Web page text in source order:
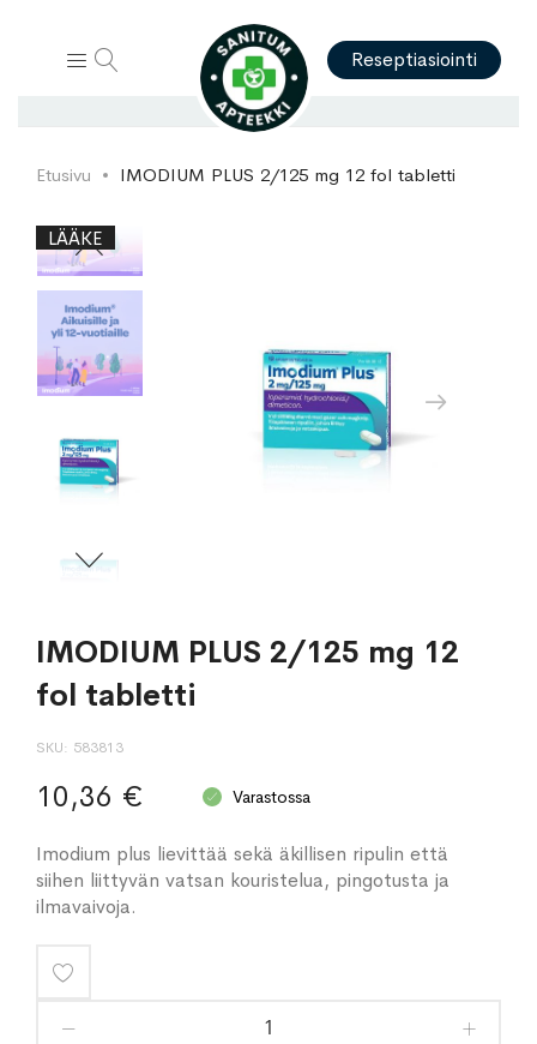
Reseptiasiointi
Etusivu IMODIUM PLUS 2/125 mg 12 fol tabletti
Skip
to
the
end
of
the
images
Skip
to
the
beginning
of
the
images
LÄÄKE
IMODIUM PLUS 2/125 mg 12
fol tabletti
SKU 583813
10,36 € Varastossa
Imodium plus lievittää sekä äkillisen ripulin että
siihen liittyvän vatsan kouristelua, pingotusta ja
ilmavaivoja.
toivelistaan